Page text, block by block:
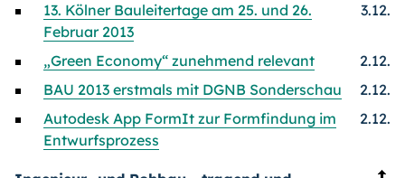
13. Kölner Bauleitertage am 25. und 26.
Februar 2013
3.12.
„Green Economy“ zunehmend relevant
2.12.
BAU 2013 erstmals mit DGNB Sonderschau
2.12.
Autodesk App FormIt zur Formfindung im
Entwurfsprozess
2.12.